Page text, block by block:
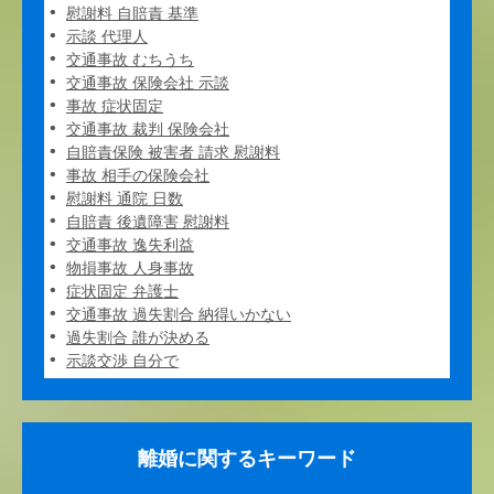
慰謝料 自賠責 基準
示談 代理人
交通事故 むちうち
交通事故 保険会社 示談
事故 症状固定
交通事故 裁判 保険会社
自賠責保険 被害者 請求 慰謝料
事故 相手の保険会社
慰謝料 通院 日数
自賠責 後遺障害 慰謝料
交通事故 逸失利益
物損事故 人身事故
症状固定 弁護士
交通事故 過失割合 納得いかない
過失割合 誰が決める
示談交渉 自分で
離婚に関するキーワード